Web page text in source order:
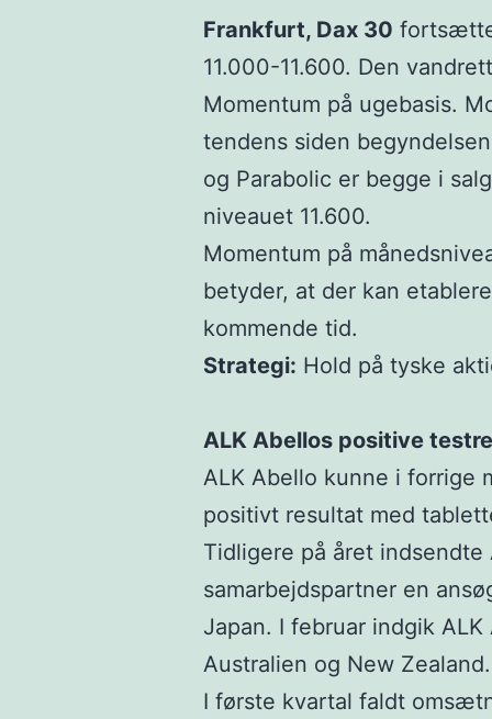
Frankfurt, Dax 30
11.000-11.600. Den
Momentum på ugebasis.
tendens siden
og Parabolic er begge i
niveauet 11.600.
Momentum på
betyder, at der kan
kommende tid.
Strategi: Hold på tyske
ALK Abellos positive
ALK Abello kunne i forrige
positivt resultat med
Tidligere på året indsendte
samarbejdspartner en
Japan. I februar indgik
Australien og New Zealand.
I første kvartal faldt